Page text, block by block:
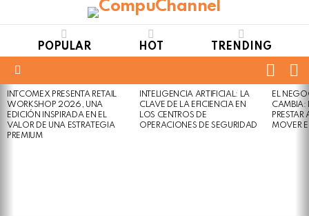
POPULAR HOT TRENDING
LATEST
STORIES
INTCOMEX PRESENTA RETAIL
WORKSHOP 2026, UNA
EDICIÓN INSPIRADA EN EL
VALOR DE UNA ESTRATEGIA
PREMIUM
INTELIGENCIA ARTIFICIAL: LA
CLAVE DE LA EFICIENCIA EN
LOS CENTROS DE
OPERACIONES DE SEGURIDAD
EL
CAMBIA:
MOVER